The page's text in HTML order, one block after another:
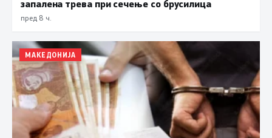
запалена трева при сечење со брусилица
пред 8 ч.
МАКЕДОНИЈА